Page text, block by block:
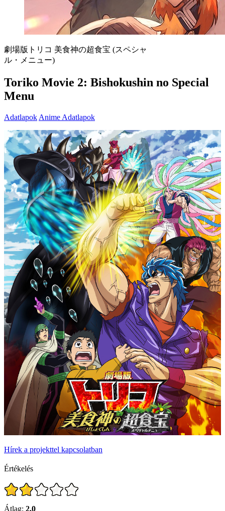
劇場版トリコ 美食神の超食宝 (スペシャ
ル・メニュー)
Toriko Movie 2: Bishokushin no Special
Menu
Adatlapok Anime Adatlapok
Hírek a projekttel kapcsolatban
Értékelés
Átlag: 2.0